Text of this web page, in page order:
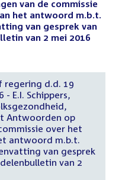
van de commissie
het antwoord m.b.t.
van gesprek van
van 2 mei 2016
regering d.d. 19
- E.I. Schippers,
Antwoorden op
over het
antwoord m.b.t.
van gesprek
van 2